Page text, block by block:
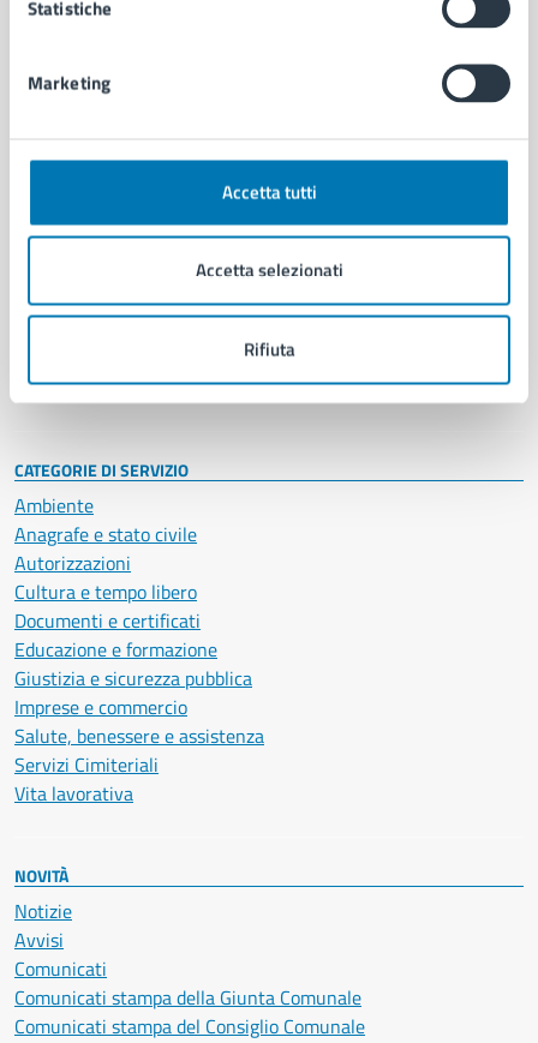
Statistiche
Marketing
Accetta tutti
Accetta selezionati
Rifiuta
Aree amministrative
Uffici
Politici
Intranet, posta aziendale e protocollo
CATEGORIE DI SERVIZIO
Ambiente
Anagrafe e stato civile
Autorizzazioni
Cultura e tempo libero
Documenti e certificati
Educazione e formazione
Giustizia e sicurezza pubblica
Imprese e commercio
Salute, benessere e assistenza
Servizi Cimiteriali
Vita lavorativa
NOVITÀ
Notizie
Avvisi
Comunicati
Comunicati stampa della Giunta Comunale
Comunicati stampa del Consiglio Comunale